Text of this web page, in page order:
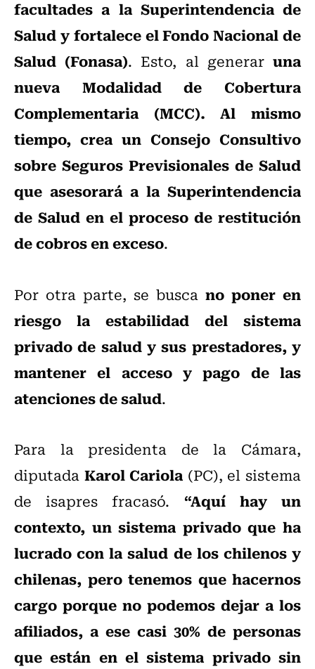
facultades a la Superintendencia de
Salud y fortalece el Fondo Nacional de
Salud (Fonasa). Esto, al generaruna
nueva Modalidad de Cobertura
Complementaria (MCC). Al mismo
tiempo, crea un Consejo Consultivo
sobre Seguros Previsionales de Salud
que asesorará a la Superintendencia
de Salud en el proceso de restitución
de cobros en exceso.
Por otra parte, se busca no poner en
riesgo la estabilidad del sistema
privado de salud y sus prestadores, y
mantener el acceso y pago de las
atenciones de salud.
Para la presidenta de la Cámara,
diputada Karol Cariola (PC), el sistema
de isapres fracasó. “Aquí hay un
contexto, un sistema privado que ha
lucrado con la salud de los chilenos y
chilenas, pero tenemos que hacernos
cargo porque no podemos dejar a los
afiliados, a ese casi 30% de personas
que están en el sistema privado sin